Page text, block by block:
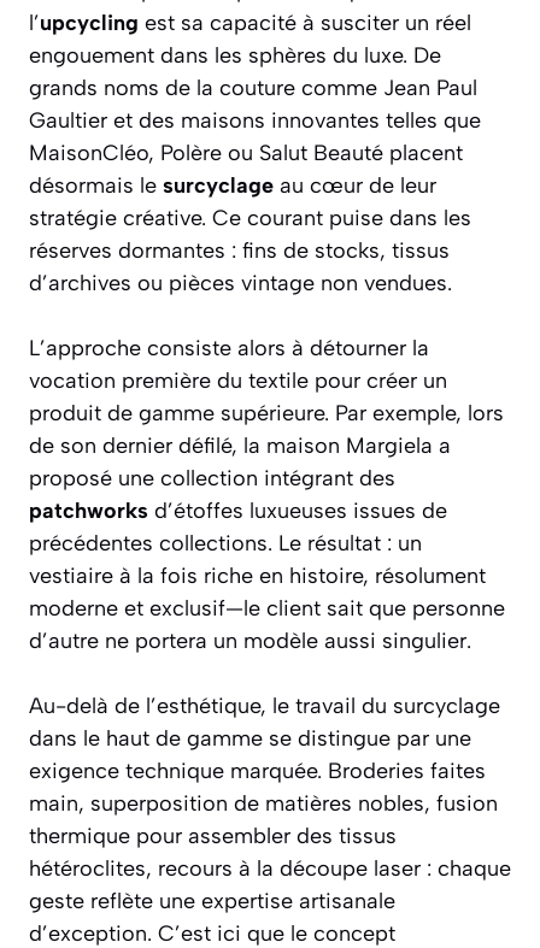
l’upcycling est sa capacité à susciter un réel
engouement dans les sphères du luxe. De
grands noms de la couture comme Jean Paul
Gaultier et des maisons innovantes telles que
MaisonCléo, Polère ou Salut Beauté placent
désormais le surcyclage au cœur de leur
stratégie créative. Ce courant puise dans les
réserves dormantes : fins de stocks, tissus
d’archives ou pièces vintage non vendues.
L’approche consiste alors à détourner la
vocation première du textile pour créer un
produit de gamme supérieure. Par exemple, lors
de son dernier défilé, la maison Margiela a
proposé une collection intégrant des
patchworks d’étoffes luxueuses issues de
précédentes collections. Le résultat : un
vestiaire à la fois riche en histoire, résolument
moderne et exclusif—le client sait que personne
d’autre ne portera un modèle aussi singulier.
Au-delà de l’esthétique, le travail du surcyclage
dans le haut de gamme se distingue par une
exigence technique marquée. Broderies faites
main, superposition de matières nobles, fusion
thermique pour assembler des tissus
hétéroclites, recours à la découpe laser : chaque
geste reflète une expertise artisanale
d’exception. C’est ici que le concept